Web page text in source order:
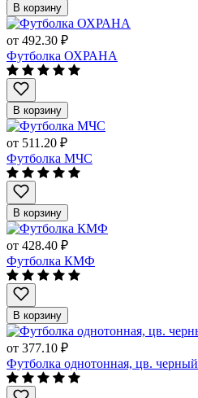
В корзину
от 492.30 ₽
Футболка ОХРАНА
В корзину
от 511.20 ₽
Футболка МЧС
В корзину
от 428.40 ₽
Футболка КМФ
В корзину
от 377.10 ₽
Футболка однотонная, цв. черный